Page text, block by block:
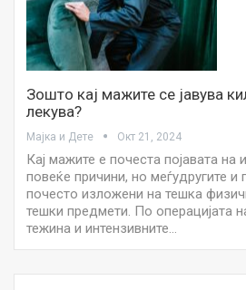
Зошто кај мажите се јавува
лекува?
Мајка и Дете Окт 21, 2024
Кај мажите е почеста појавата на
повеќе причини, но меѓудругите
почесто изложени на тешка
тешки предмети. По операцијата
тежина и интензивните…